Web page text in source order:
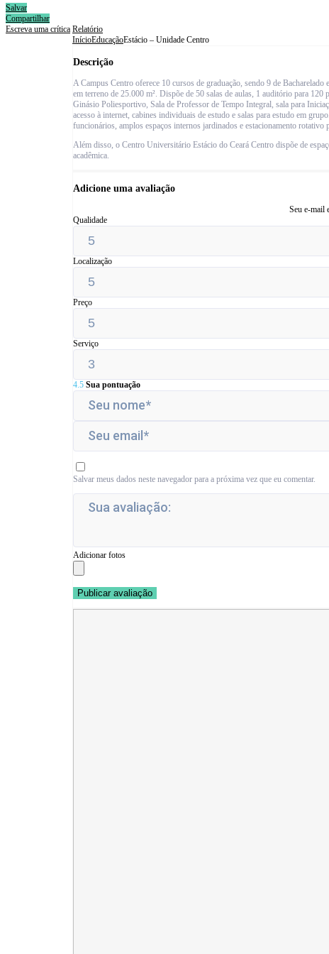
Salvar
Compartilhar
Escreva uma crítica Relatório
InícioEducaçãoEstácio – Unidade Centro
Descrição
A Campus Centro oferece 10 cursos de graduação, sendo 9 de
em terreno de 25.000 m². Dispõe de 50 salas de aulas, 1 auditório para
Ginásio Poliesportivo, Sala de Professor de Tempo Integral, sala para
acesso à internet, cabines individuais de estudo e salas para estudo em
funcionários, amplos espaços internos jardinados e estacionamento rotativo
Além disso, o Centro Universitário Estácio do Ceará Centro dispõe de
acadêmica.
Adicione uma avaliação
Seu e-mail
Qualidade
Localização
Preço
Serviço
4.5 Sua pontuação
Salvar meus dados neste navegador para a próxima vez que eu comentar.
Adicionar fotos
Publicar avaliação